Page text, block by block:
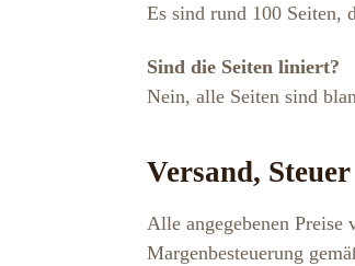
Es sind rund 100 Seiten,
Sind die Seiten liniert?
Nein, alle Seiten sind
Versand,
Alle angegebenen Preise
Margenbesteuerung